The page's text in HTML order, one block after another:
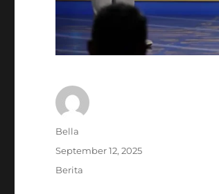
Author
Bella
Posted
September 12, 2025
Categories
Berita